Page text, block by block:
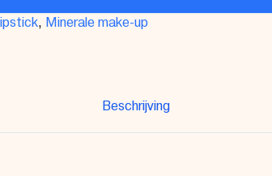
, Minerale make-up
Beschrijving